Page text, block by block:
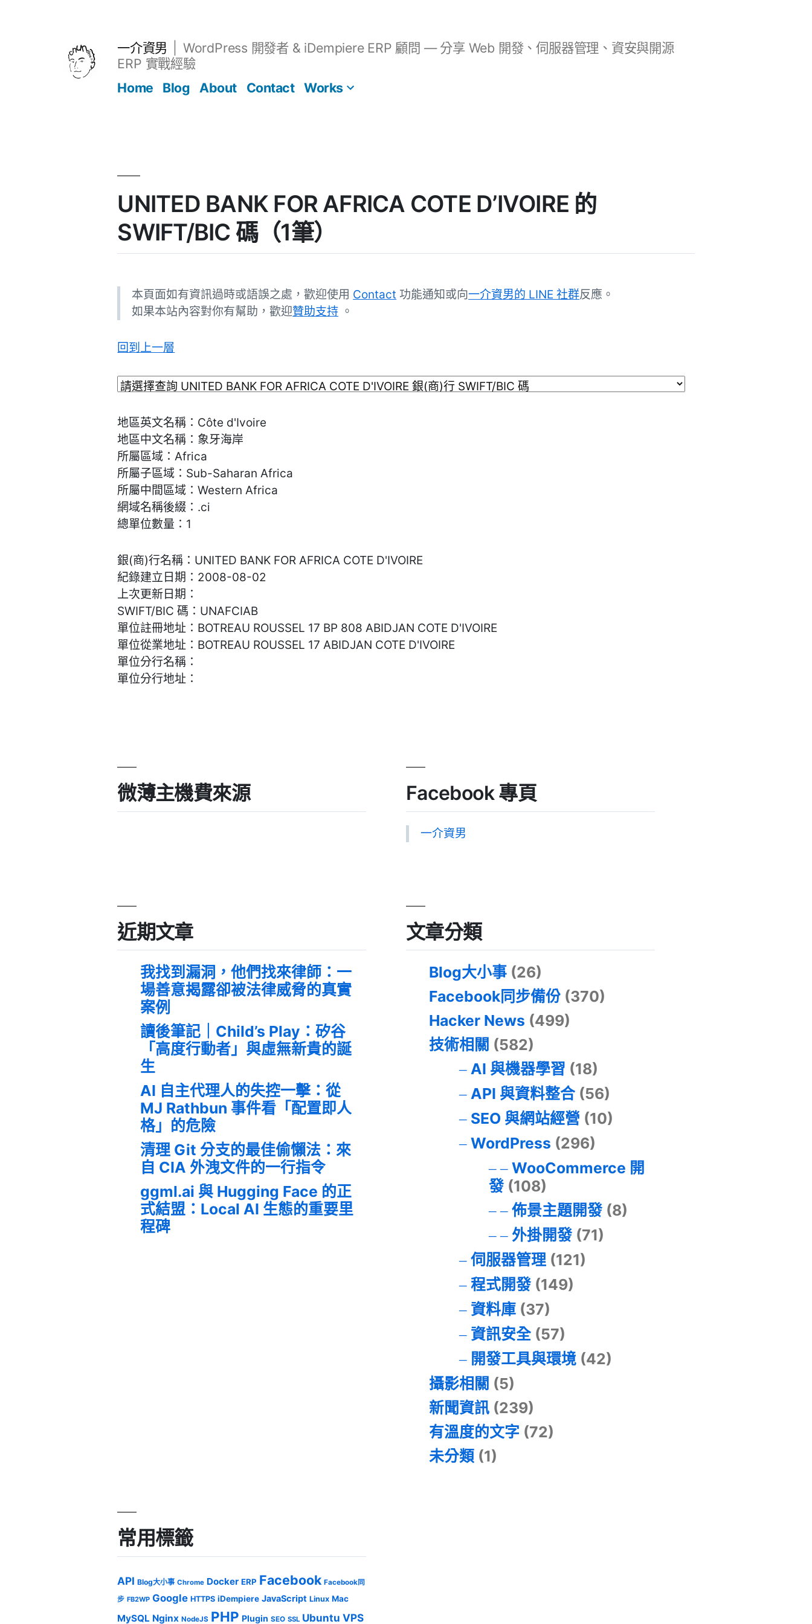
一介資男
WordPress 開發者 & iDempiere ERP 顧問 — 分享 Web 開發、伺服器管理、資安與開源
ERP 實戰經驗
Home
Blog About Contact Works
UNITED BANK FOR AFRICA COTE D’IVOIRE 的
SWIFT/BIC 碼（1筆）
本頁面如有資訊過時或語誤之處，歡迎使用 Contact 功能通知或向一介資男的 LINE 社群反應。
如果本站內容對你有幫助，歡迎贊助支持 。
回到上一層
地區英文名稱：Côte d'Ivoire
地區中文名稱：象牙海岸
所屬區域：Africa
所屬子區域：Sub-Saharan Africa
所屬中間區域：Western Africa
網域名稱後綴：.ci
總單位數量：1
銀(商)行名稱：UNITED BANK FOR AFRICA COTE D'IVOIRE
紀錄建立日期：2008-08-02
上次更新日期：
SWIFT/BIC 碼：UNAFCIAB
單位註冊地址：BOTREAU ROUSSEL 17 BP 808 ABIDJAN COTE D'IVOIRE
單位從業地址：BOTREAU ROUSSEL 17 ABIDJAN COTE D'IVOIRE
單位分行名稱：
單位分行地址：
微薄主機費來源 Facebook 專頁
一介資男
近期文章
我找到漏洞，他們找來律師：一
場善意揭露卻被法律威脅的真實
案例
讀後筆記｜Child’s Play：矽谷
「高度行動者」與虛無新貴的誕
生
AI 自主代理人的失控一擊：從
MJ Rathbun 事件看「配置即人
格」的危險
清理 Git 分支的最佳偷懶法：來
自 CIA 外洩文件的一行指令
ggml.ai 與 Hugging Face 的正
式結盟：Local AI 生態的重要里
程碑
文章分類
Blog大小事 (26)
Facebook同步備份 (370)
Hacker News (499)
技術相關 (582)
AI 與機器學習 (18)
API 與資料整合(56)
SEO 與網站經營 (10)
WordPress (296)
WooCommerce 開
發(108)
佈景主題開發(8)
外掛開發(71)
伺服器管理(121)
程式開發(149)
資料庫(37)
資訊安全(57)
開發工具與環境(42)
攝影相關 (5)
新聞資訊 (239)
有溫度的文字 (72)
未分類 (1)
常用標籤
API Blog大小事 Chrome Docker ERP Facebook Facebook同
步 FB2WP Google HTTPS iDempiere JavaScript Linux Mac
MySQL Nginx NodeJS PHP Plugin SEO SSL Ubuntu VPS